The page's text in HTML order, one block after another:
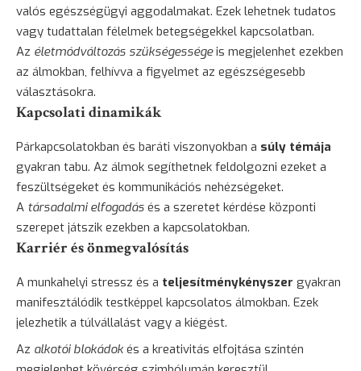
valós egészségügyi aggodalmakat. Ezek lehetnek tudatos
vagy tudattalan félelmek betegségekkel kapcsolatban.
Az életmódváltozás szükségességeis megjelenhet ezekben
az álmokban, felhívva a figyelmet az egészségesebb
választásokra.
Kapcsolati dinamikák
Párkapcsolatokban és baráti viszonyokban a súly témája
gyakran tabu. Az álmok segíthetnek feldolgozni ezeket a
feszültségeket és kommunikációs nehézségeket.
A társadalmi elfogadás és a szeretet kérdése központi
szerepet játszik ezekben a kapcsolatokban.
Karriér és önmegvalósítás
A munkahelyi stressz és a teljesítménykényszer gyakran
manifesztálódik testképpel kapcsolatos álmokban. Ezek
jelezhetik a túlvállalást vagy a kiégést.
Az alkotói blokádok és a kreativitás elfojtása szintén